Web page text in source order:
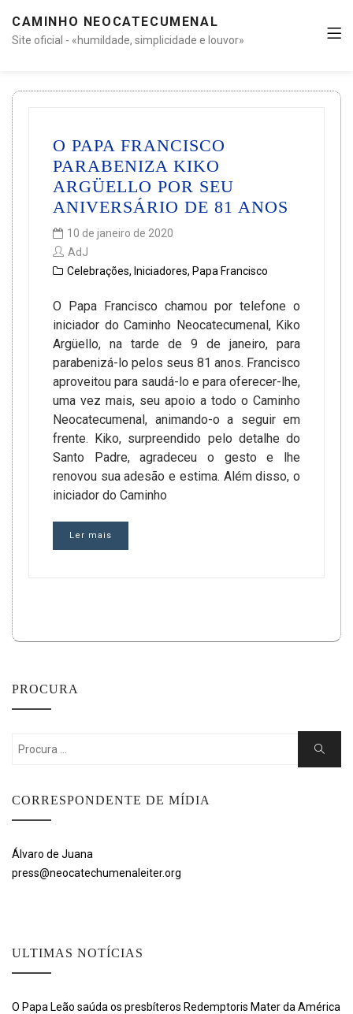
CAMINHO NEOCATECUMENAL
Site oficial - «humildade, simplicidade e louvor»
O PAPA FRANCISCO
PARABENIZA KIKO
ARGÜELLO POR SEU
ANIVERSÁRIO DE 81 ANOS
10 de janeiro de 2020
AdJ
Celebrações, Iniciadores, Papa Francisco
O Papa Francisco chamou por telefone o
iniciador do Caminho Neocatecumenal, Kiko
Argüello, na tarde de 9 de janeiro, para
parabenizá-lo pelos seus 81 anos. Francisco
aproveitou para saudá-lo e para oferecer-lhe,
uma vez mais, seu apoio a todo o Caminho
Neocatecumenal, animando-o a seguir em
frente. Kiko, surpreendido pelo detalhe do
Santo Padre, agradeceu o gesto e lhe
renovou sua adesão e estima. Além disso, o
iniciador do Caminho
Ler mais
PROCURA
Search
Search
CORRESPONDENTE DE MÍDIA
Álvaro de Juana
press@neocatechumenaleiter.org
ULTIMAS NOTÍCIAS
O Papa Leão saúda os presbíteros Redemptoris Mater da América